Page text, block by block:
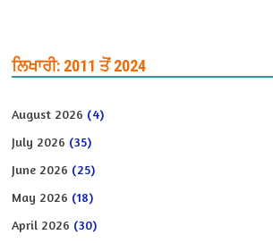
ਲਿਖਾਰੀ: 2011 ਤੋਂ 2024
August 2026 (4)
July 2026 (35)
June 2026 (25)
May 2026 (18)
April 2026 (30)